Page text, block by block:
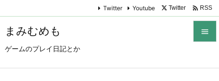
まみむめも
ゲームのプレイ日記とか

Twitter Youtube Twitter  RSS